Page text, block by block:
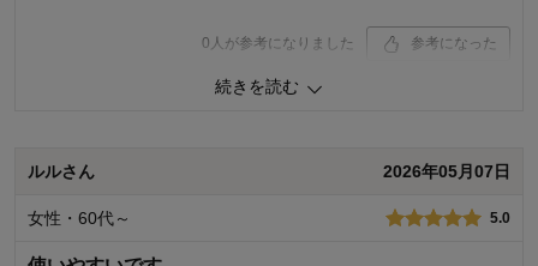
0 人が参考になりました 参考になった
4.0
続きを読む
ルルさん 2026年05月07日
女性・60代～ 5.0